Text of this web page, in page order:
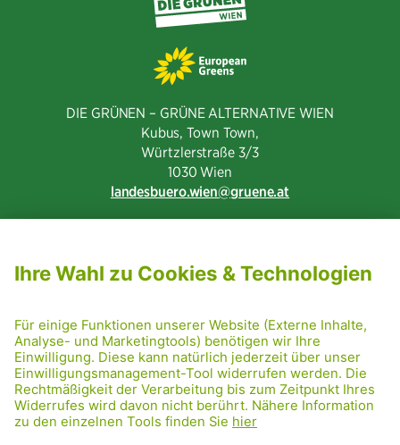
DIE GRÜNEN – GRÜNE ALTERNATIVE WIEN
Kubus, Town Town,
Würtzlerstraße 3/3​
1030 Wien
landesbuero.wien
gruene.at
PRESSE
GRÜNE RADRETTUNG
FRIDAY NIGHTSKATING
NETIQUETTE